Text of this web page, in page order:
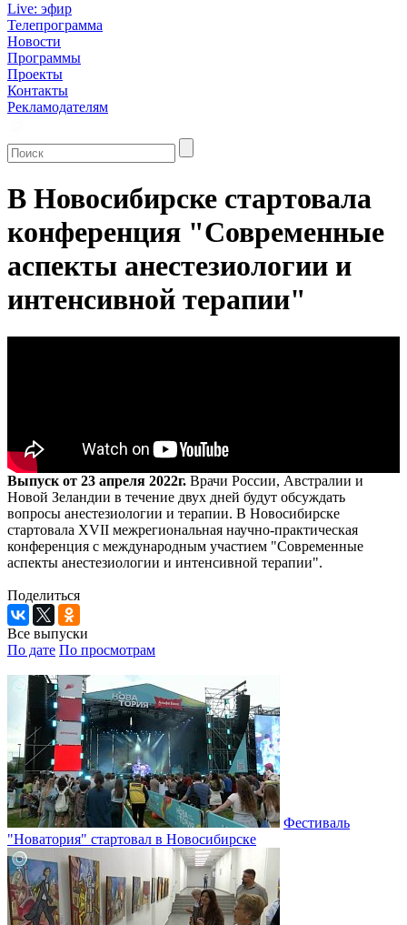
Live: эфир
Телепрограмма
Новости
Программы
Проекты
Контакты
Рекламодателям
В Новосибирске стартовала
конференция "Современные
аспекты анестезиологии и
интенсивной терапии"
Выпуск от 23 апреля 2022г. Врачи России, Австралии и
Новой Зеландии в течение двух дней будут обсуждать
вопросы анестезиологии и терапии. В Новосибирске
стартовала XVII межрегиональная научно-практическая
конференция с международным участием "Современные
аспекты анестезиологии и интенсивной терапии".
Поделиться
Все выпуски
По дате По просмотрам
Фестиваль
"Новатория" стартовал в Новосибирске